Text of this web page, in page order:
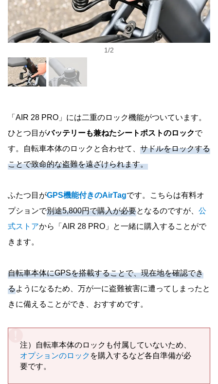
1/2
「AIR 28 PRO」には二重のロック機能がついています。
ひとつ目がバッテリーも兼ねたシートポストのロックで
す。自転車本体のロックと合わせて、 サドルをロックする
ことで致命的な盗難を遠ざけられます。
ふたつ目がGPS機能付きのAirTagです。こちらは有料オ
プションで別途5,800円で購入が必要となるのですが、 公
式ストアから「AIR 28 PRO」と一緒に購入することがで
きます。
自転車本体にGPSを搭載することで、現在地を確認でき
るようになるため、万が一に盗難被害に遭ってしまったと
きに備えることができ、おすすめです。
注）自転車本体のロックも付属していないため、
オプションのロック を購入するなど各自準備が必
要です。